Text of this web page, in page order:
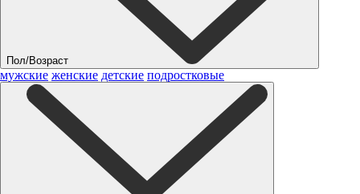
Пол/Возраст
мужские женские детские подростковые